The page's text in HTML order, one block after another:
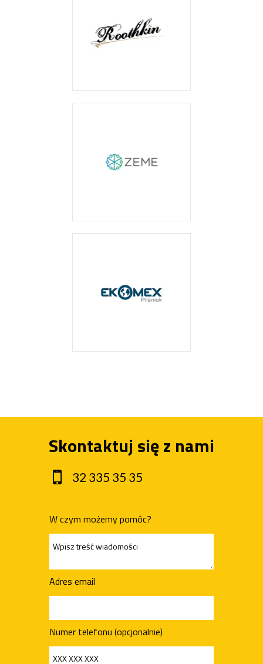
Skontaktuj się z nami
32 335 35 35
W czym możemy pomóc?
Adres email
Numer telefonu (opcjonalnie)